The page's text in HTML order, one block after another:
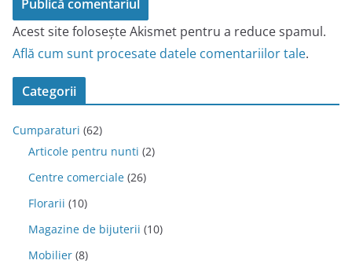
Acest site folosește Akismet pentru a reduce spamul.
Află cum sunt procesate datele comentariilor tale.
Categorii
Cumparaturi (62)
Articole pentru nunti (2)
Centre comerciale (26)
Florarii (10)
Magazine de bijuterii (10)
Mobilier (8)